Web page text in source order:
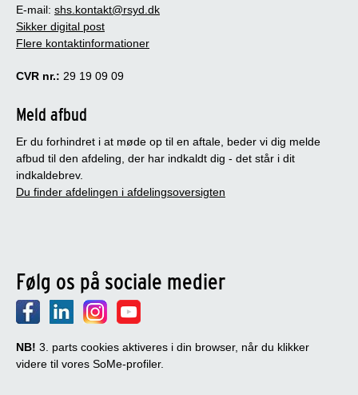
E-mail: shs.kontakt@rsyd.dk
Sikker digital post
Flere kontaktinformationer
CVR nr.: 29 19 09 09
Meld afbud
Er du forhindret i at møde op til en aftale, beder vi dig melde
afbud til den afdeling, der har indkaldt dig - det står i dit
indkaldebrev.
Du finder afdelingen i afdelingsoversigten
Følg os på sociale medier
NB! 3. parts cookies aktiveres i din browser, når du klikker
videre til vores SoMe-profiler.